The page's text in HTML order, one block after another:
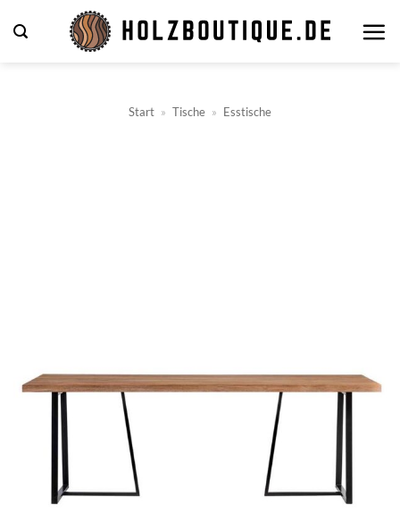
Inhalt
Start » Tische » Esstische